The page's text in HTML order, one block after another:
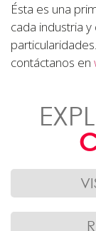
Ésta es una
cada industria
contáctanos en